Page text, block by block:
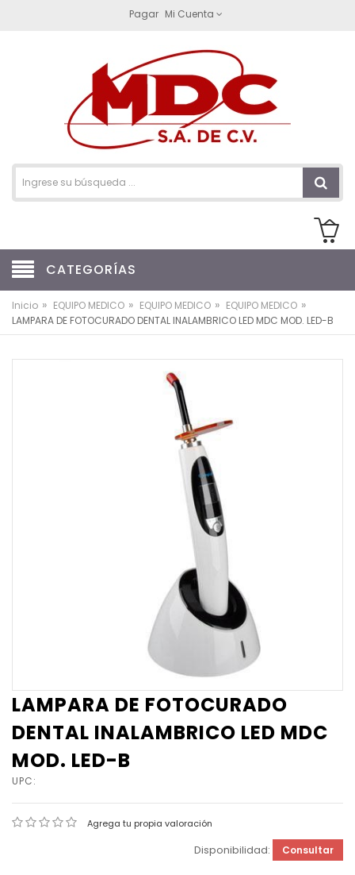
Pagar Mi Cuenta
CATEGORÍAS
Inicio » EQUIPO MEDICO » EQUIPO MEDICO » EQUIPO MEDICO »
LAMPARA DE FOTOCURADO DENTAL INALAMBRICO LED MDC MOD. LED-B
LAMPARA DE FOTOCURADO
DENTAL INALAMBRICO LED MDC
MOD. LED-B
UPC:
Agrega tu propia valoración
Disponibilidad: Consultar